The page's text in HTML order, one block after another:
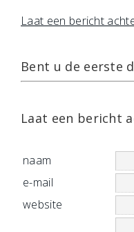
Laat een bericht
Bent u de eerste
Laat een bericht
naam
e-mail
website